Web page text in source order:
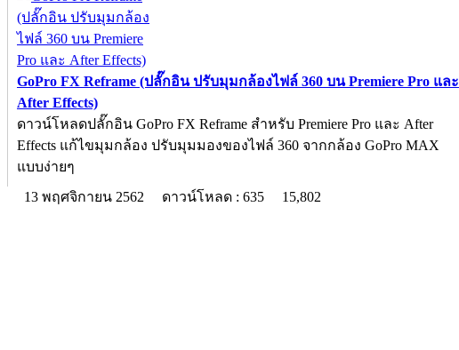
GoPro FX Reframe (ปลั๊กอิน ปรับมุมกล้องไฟล์ 360 บน Premiere Pro และ
After Effects)
ดาวน์โหลดปลั๊กอิน GoPro FX Reframe สำหรับ Premiere Pro และ After
Effects แก้ไขมุมกล้อง ปรับมุมมองของไฟล์ 360 จากกล้อง GoPro MAX
แบบง่ายๆ
13 พฤศจิกายน 2562
ดาวน์โหลด : 635 15,802